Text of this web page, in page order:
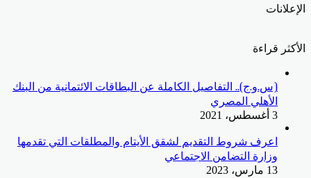
الإعلانات
الأكثر قراءة
(س.و.ج).. التفاصيل الكاملة عن البطاقات الائتمانية من البنك
الأهلي المصري
3 أغسطس، 2021
اعرف شروط التقديم لشقق الأيتام والمطلقات التي تقدمها
وزارة التضامن الاجتماعي
13 مارس، 2023